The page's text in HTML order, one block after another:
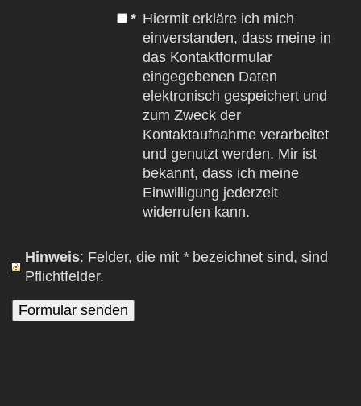
* Hiermit erkläre ich mich
einverstanden, dass meine in
das Kontaktformular
eingegebenen Daten
elektronisch gespeichert und
zum Zweck der
Kontaktaufnahme verarbeitet
und genutzt werden. Mir ist
bekannt, dass ich meine
Einwilligung jederzeit
widerrufen kann.
Hinweis : Felder, die mit *bezeichnet sind, sind
Pflichtfelder.